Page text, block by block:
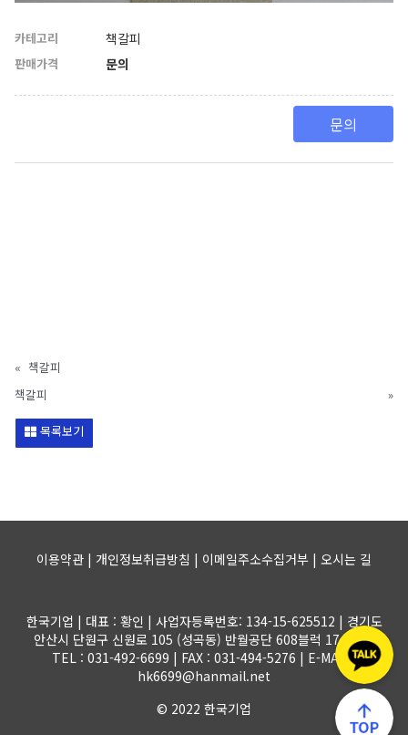
카테고리 책갈피
판매가격
문의
« 책갈피
책갈피
»
목록보기
이용약관 | 개인정보취급방침 | 이메일주소수집거부 | 오시는 길
한국기업 | 대표 : 황인 | 사업자등록번호: 134-15-625512 | 경기도
안산시 단원구 신원로 105 (성곡동) 반월공단 608블럭 17-1롯트
TEL : 031-492-6699 | FAX : 031-494-5276 | E-MAIL :
hk6699@hanmail.net
© 2022 한국기업